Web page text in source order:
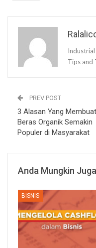
Tips and
PREV POST
3 Alasan Yang Membuat
Beras Organik Semakin
Populer di Masyarakat
Anda Mungkin
BISNIS